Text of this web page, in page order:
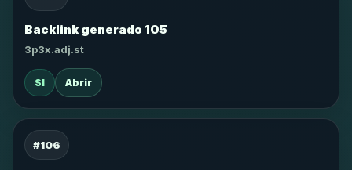
Backlink generado 105
3p3x.adj.st
SI Abrir
#106